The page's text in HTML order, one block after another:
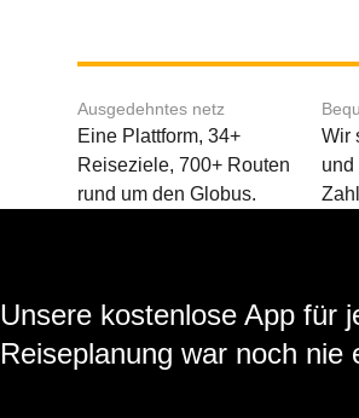
Ausgedehntes netz
Eine Plattform, 34+
Reiseziele, 700+ Routen
rund um den Globus.
Wir
und
Unsere kostenlose App für
Reiseplanung war noch nie